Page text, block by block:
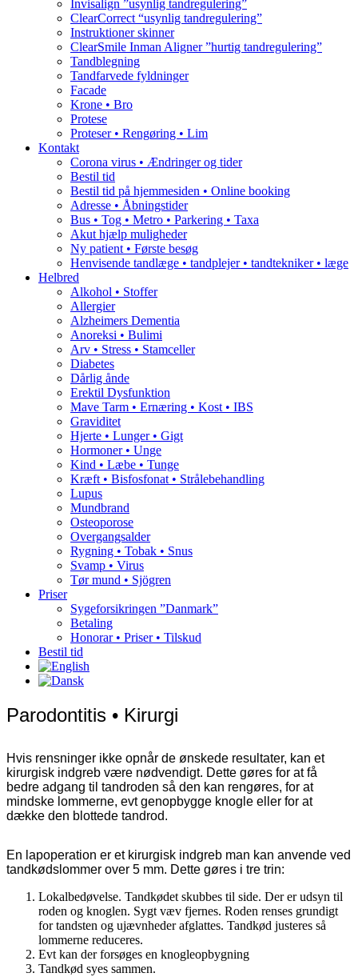
Invisalign ”usynlig tandregulering”
ClearCorrect “usynlig tandregulering”
Instruktioner skinner
ClearSmile Inman Aligner ”hurtig tandregulering”
Tandblegning
Tandfarvede fyldninger
Facade
Krone • Bro
Protese
Proteser • Rengøring • Lim
Kontakt
Corona virus • Ændringer og tider
Bestil tid
Bestil tid på hjemmesiden • Online booking
Adresse • Åbningstider
Bus • Tog • Metro • Parkering • Taxa
Akut hjælp muligheder
Ny patient • Første besøg
Henvisende tandlæge • tandplejer • tandtekniker • læge
Helbred
Alkohol • Stoffer
Allergier
Alzheimers Dementia
Anoreksi • Bulimi
Arv • Stress • Stamceller
Diabetes
Dårlig ånde
Erektil Dysfunktion
Mave Tarm • Ernæring • Kost • IBS
Graviditet
Hjerte • Lunger • Gigt
Hormoner • Unge
Kind • Læbe • Tunge
Kræft • Bisfosfonat • Strålebehandling
Lupus
Mundbrand
Osteoporose
Overgangsalder
Rygning • Tobak • Snus
Svamp • Virus
Tør mund • Sjögren
Priser
Sygeforsikringen ”Danmark”
Betaling
Honorar • Priser • Tilskud
Bestil tid
Parodontitis • Kirurgi
Hvis rensninger ikke opnår de ønskede resultater, kan et
kirurgisk indgreb være nødvendigt. Dette gøres for at få
bedre adgang til tandroden så den kan rengøres, for at
mindske lommerne, evt genopbygge knogle eller for at
dække den blottede tandrod.
En lapoperation er et kirurgisk indgreb man kan anvende ved
tandkødslommer over 5 mm. Dette gøres i tre trin:
Lokalbedøvelse. Tandkødet skubbes til side. Der er udsyn til
roden og knoglen. Sygt væv fjernes. Roden renses grundigt
for tandsten og ujævnheder afglattes. Tandkød justeres så
lommerne reduceres.
Evt kan der forsøges en knogleopbygning
Tandkød syes sammen.